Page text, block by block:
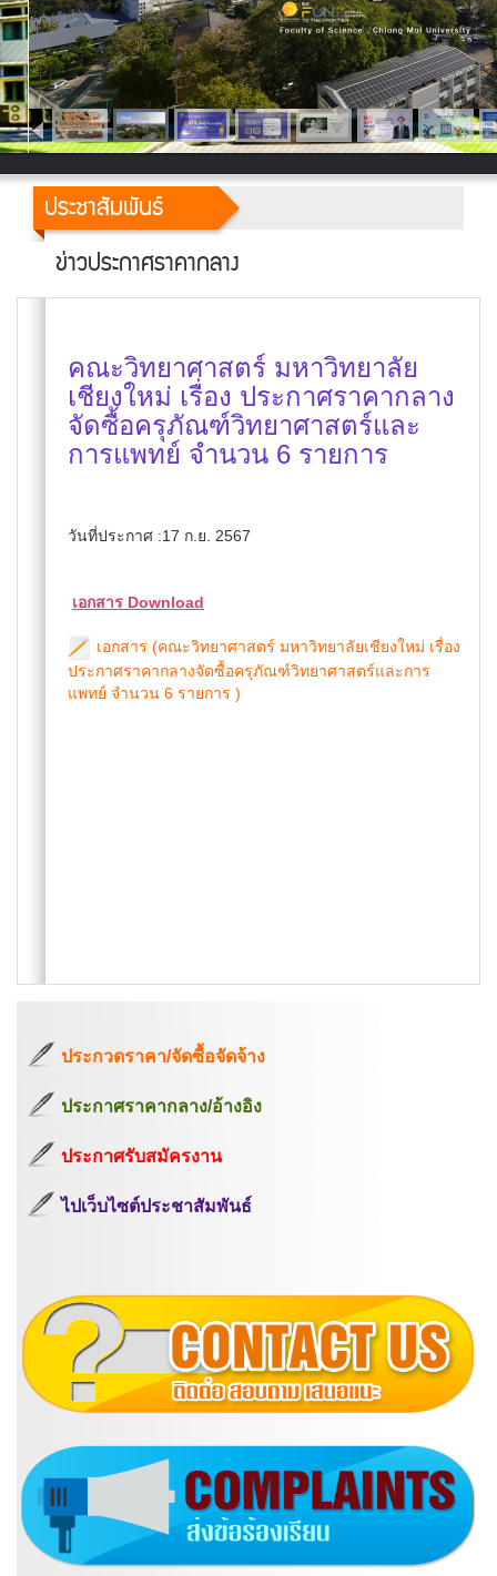
ประชาสัมพันธ์
ข่าวประกาศราคากลาง
คณะวิทยาศาสตร์ มหาวิทยาลัย
เชียงใหม่ เรื่อง ประกาศราคากลาง
จัดซื้อครุภัณฑ์วิทยาศาสตร์และ
การแพทย์ จำนวน 6 รายการ
วันที่ประกาศ :17 ก.ย. 2567
เอกสาร Download
เอกสาร (คณะวิทยาศาสตร์ มหาวิทยาลัยเชียงใหม่ เรื่อง
ประกาศราคากลางจัดซื้อครุภัณฑ์วิทยาศาสตร์และการ
แพทย์ จำนวน 6 รายการ )
ประกวดราคา/จัดซื้อจัดจ้าง
ประกาศราคากลาง/อ้างอิง
ประกาศรับสมัครงาน
ไปเว็บไซต์ประชาสัมพันธ์